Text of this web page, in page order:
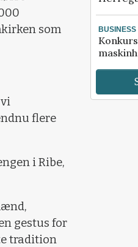
som
flere
i Ribe,
gestus for
tradition
BUSINESS